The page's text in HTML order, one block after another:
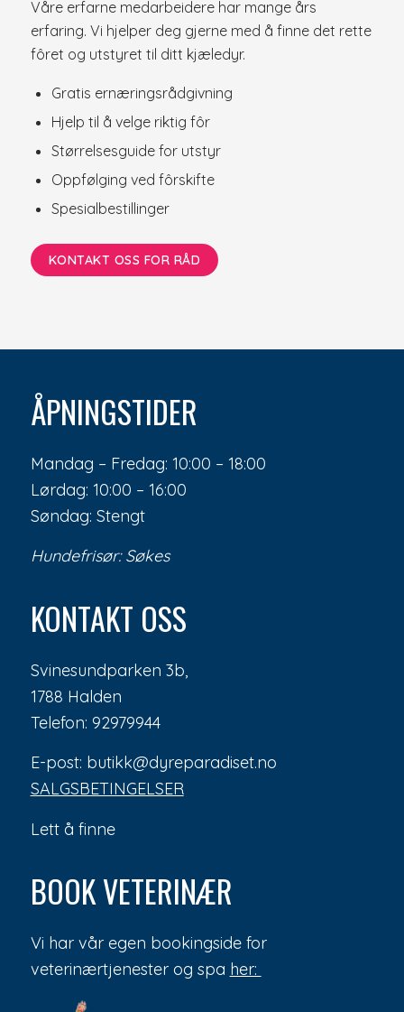
Våre erfarne medarbeidere har mange års
erfaring. Vi hjelper deg gjerne med å finne det rette
fôret og utstyret til ditt kjæledyr.
Gratis ernæringsrådgivning
Hjelp til å velge riktig fôr
Størrelsesguide for utstyr
Oppfølging ved fôrskifte
Spesialbestillinger
KONTAKT OSS FOR RÅD
ÅPNINGSTIDER
Mandag – Fredag: 10:00 – 18:00
Lørdag: 10:00 – 16:00
Søndag: Stengt
Hundefrisør: Søkes
KONTAKT OSS
Svinesundparken 3b,
1788 Halden
Telefon: 92979944
E-post: butikk@dyreparadiset.no
SALGSBETINGELSER
Lett å finne
BOOK VETERINÆR
Vi har vår egen bookingside for
veterinærtjenester og spa her: